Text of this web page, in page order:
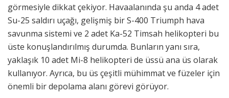
görmesiyle dikkat çekiyor. Havaalanında şu anda 4 adet
Su-25 saldırı uçağı, gelişmiş bir S-400 Triumph hava
savunma sistemi ve 2 adet Ka-52 Timsah helikopteri bu
üste konuşlandırılmış durumda. Bunların yanı sıra,
yaklaşık 10 adet Mi-8 helikopteri de üssü ana üs olarak
kullanıyor. Ayrıca, bu üs çeşitli mühimmat ve füzeler için
önemli bir depolama alanı görevi görüyor.